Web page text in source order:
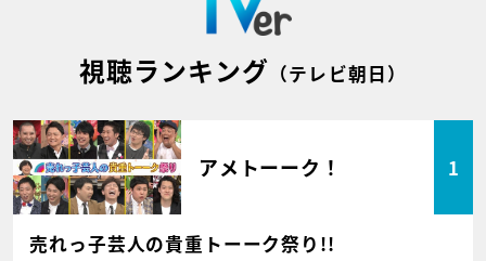
視聴ランキング （テレビ朝日）
アメトーーク！ 1
売れっ子芸人の貴重トーーク祭り!!